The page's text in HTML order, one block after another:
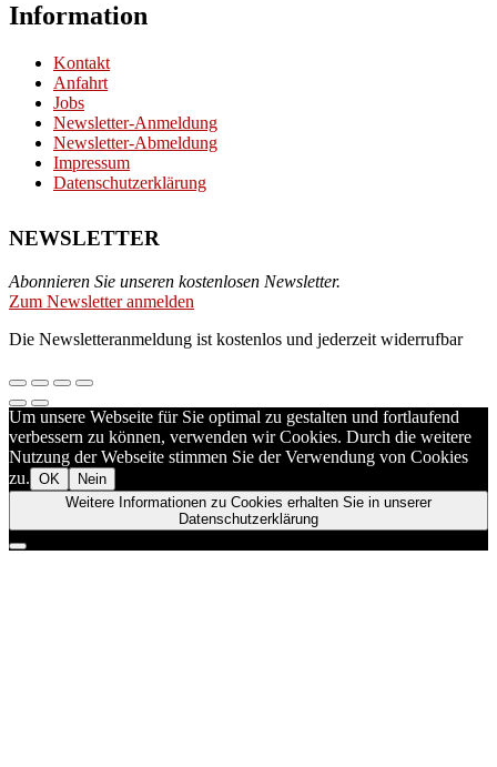
Information
Kontakt
Anfahrt
Jobs
Newsletter-Anmeldung
Newsletter-Abmeldung
Impressum
Datenschutzerklärung
NEWSLETTER
Abonnieren Sie unseren kostenlosen Newsletter.
Zum Newsletter anmelden
Die Newsletteranmeldung ist kostenlos und jederzeit widerrufbar
Um unsere Webseite für Sie optimal zu gestalten und fortlaufend
verbessern zu können, verwenden wir Cookies. Durch die weitere
Nutzung der Webseite stimmen Sie der Verwendung von Cookies
zu. OK
Nein
Weitere Informationen zu Cookies erhalten Sie in unserer
Datenschutzerklärung